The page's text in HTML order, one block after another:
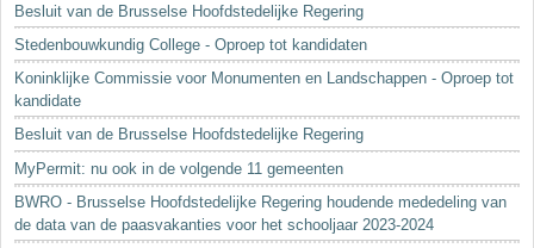
Besluit van de Brusselse Hoofdstedelijke Regering
Stedenbouwkundig College - Oproep tot kandidaten
Koninklijke Commissie voor Monumenten en Landschappen - Oproep tot
kandidate
Besluit van de Brusselse Hoofdstedelijke Regering
MyPermit: nu ook in de volgende 11 gemeenten
BWRO - Brusselse Hoofdstedelijke Regering houdende mededeling van
de data van de paasvakanties voor het schooljaar 2023-2024